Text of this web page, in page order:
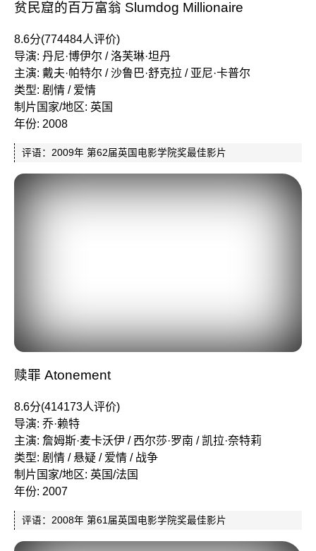
贫民窟的百万富翁 Slumdog Millionaire
8.6分(774484人评价)
导演: 丹尼·博伊尔 / 洛芙琳·坦丹
主演: 戴夫·帕特尔 / 沙鲁巴·舒克拉 / 亚尼·卡普尔
类型: 剧情 / 爱情
制片国家/地区: 英国
年份: 2008
评语：2009年 第62届英国电影学院奖最佳影片
赎罪 Atonement
8.6分(414173人评价)
导演: 乔·赖特
主演: 詹姆斯·麦卡沃伊 / 西尔莎·罗南 / 凯拉·奈特莉
类型: 剧情 / 悬疑 / 爱情 / 战争
制片国家/地区: 英国/法国
年份: 2007
评语：2008年 第61届英国电影学院奖最佳影片